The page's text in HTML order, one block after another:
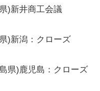
)新井商工会議
)新潟：クローズ
県)鹿児島：クローズ